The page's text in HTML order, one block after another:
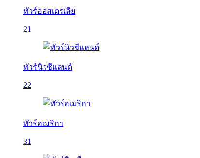
ทัวร์ออสเตรเลีย
21
ทัวร์นิวซีแลนด์
22
ทัวร์อเมริกา
31